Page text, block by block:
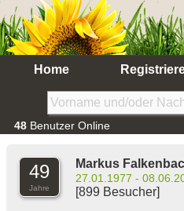
Home
48 Benutzer Online
49
Jahre
Markus
27.01.1977 -
[899 Besucher]